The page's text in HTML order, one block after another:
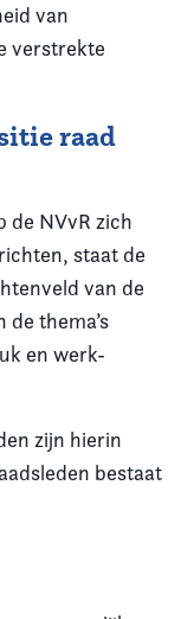
van
verstrekte
raad
de NVvR zich
staat de
van de
de thema’s
en werk-
zijn hierin
bestaat